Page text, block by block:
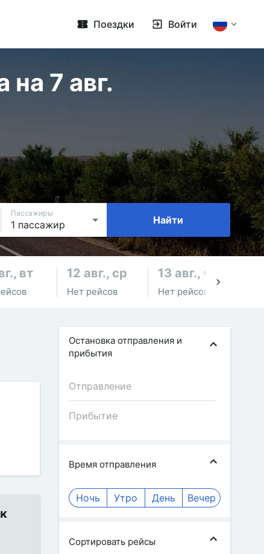
Поездки Войти
7 авг.
Пассажиры
Найти
вт 12 авг., ср
Нет рейсов
13 авг., чт
Нет рейсов
Остановка отправления и
прибытия
Время отправления
Ночь Утро День Вечер
Сортировать рейсы